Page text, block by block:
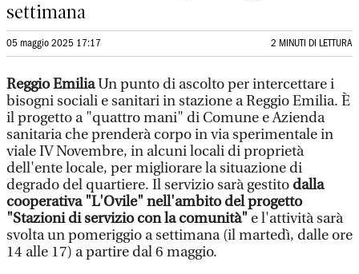
settimana
05 maggio 2025 17:17 2 MINUTI DI LETTURA
Reggio EmiliaUn punto di ascolto per intercettare i
bisogni sociali e sanitari in stazione a Reggio Emilia. È
il progetto a "quattro mani" di Comune e Azienda
sanitaria che prenderà corpo in via sperimentale in
viale IV Novembre, in alcuni locali di proprietà
dell'ente locale, per migliorare la situazione di
degrado del quartiere. Il servizio sarà gestito dalla
cooperativa "L'Ovile" nell'ambito del progetto
"Stazioni di servizio con la comunità" e l'attività sarà
svolta un pomeriggio a settimana (il martedì, dalle ore
14 alle 17) a partire dal 6 maggio.